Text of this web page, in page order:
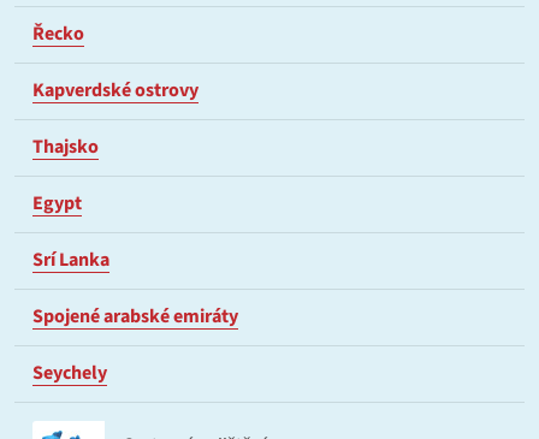
Řecko
Kapverdské ostrovy
Thajsko
Egypt
Srí Lanka
Spojené arabské emiráty
Seychely